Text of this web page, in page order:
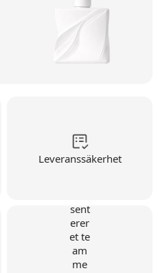
Leveranssäkerhet